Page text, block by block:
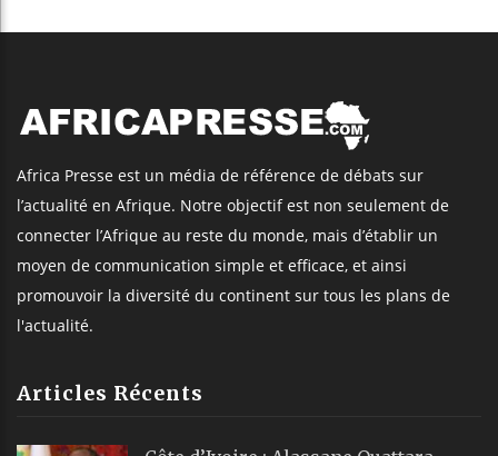
Africa Presse est un média de référence de débats sur
l’actualité en Afrique. Notre objectif est non seulement de
connecter l’Afrique au reste du monde, mais d’établir un
moyen de communication simple et efficace, et ainsi
promouvoir la diversité du continent sur tous les plans de
l'actualité.
Articles Récents